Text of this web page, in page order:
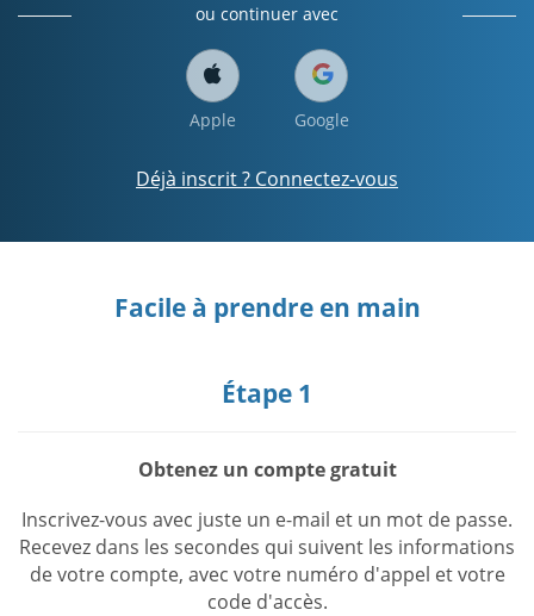
ou continuer avec
Apple Google
Déjà inscrit ? Connectez-vous
Facile à prendre en main
Étape 1
Obtenez un compte gratuit
Inscrivez-vous avec juste un e-mail et un mot de passe.
Recevez dans les secondes qui suivent les informations
de votre compte, avec votre numéro d'appel et votre
code d'accès.